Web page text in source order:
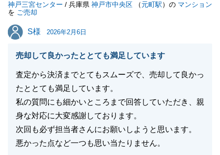
お願い申し上げます。
神戸三宮センター / 兵庫県 神戸市中央区 （元町駅）の マンション
を ご売却
S様
S様 2026年2月6日
売却して良かったととても満足しています
査定から決済までとてもスムーズで、売却して良かっ
たととても満足しています。
私の質問にも細かいところまで回答していただき、親
身な対応に大変感謝しております。
次回も必ず担当者さんにお願いしようと思います。
悪かった点など一つも思い当たりません。